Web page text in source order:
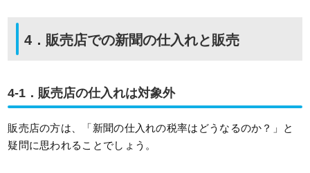
4．販売店での新聞の仕入れと販売
4-1．販売店の仕入れは対象外
販売店の方は、「新聞の仕入れの税率はどうなるのか？」と
疑問に思われることでしょう。